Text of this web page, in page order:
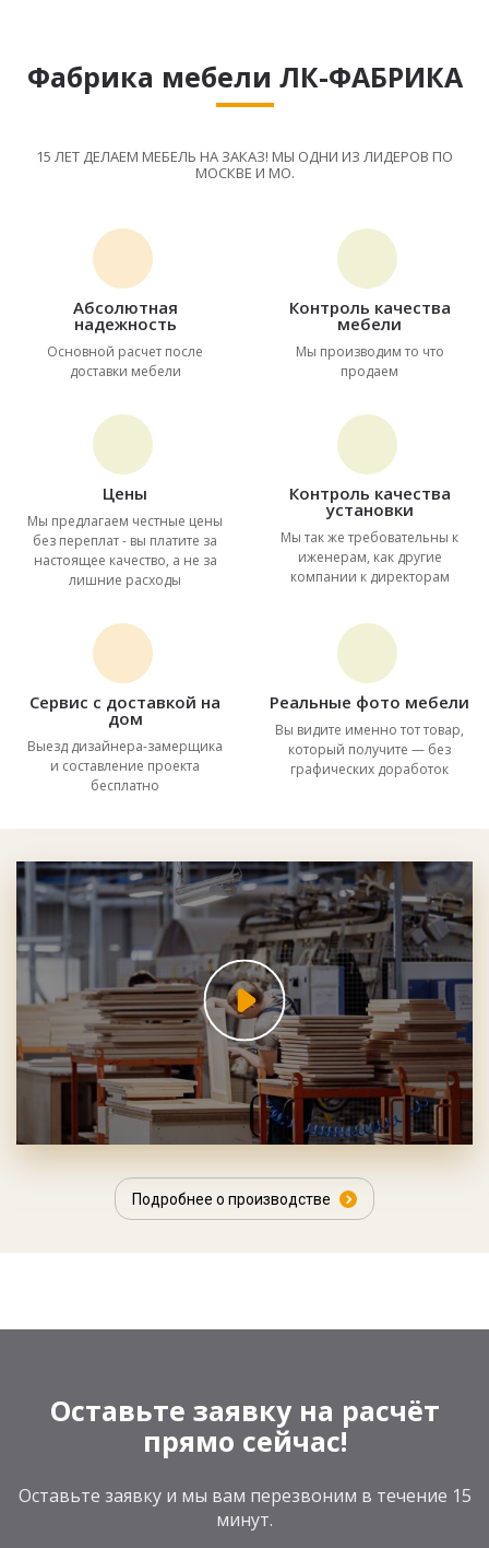
Фабрика мебели ЛК-ФАБРИКА
15 ЛЕТ ДЕЛАЕМ МЕБЕЛЬ НА ЗАКАЗ! МЫ ОДНИ ИЗ ЛИДЕРОВ ПО
МОСКВЕ И МО.
Абсолютная
надежность
Основной расчет после
доставки мебели
Контроль качества
мебели
Мы производим то что
продаем
Цены
Мы предлагаем честные цены
без переплат - вы платите за
настоящее качество, а не за
лишние расходы
Контроль качества
установки
Мы так же требовательны к
иженерам, как другие
компании к директорам
Сервис с доставкой на
дом
Выезд дизайнера-замерщика
и составление проекта
бесплатно
Реальные фото мебели
Вы видите именно тот товар,
который получите — без
графических доработок
Подробнее о производстве
Оставьте заявку на расчёт
прямо сейчас!
Оставьте заявку и мы вам перезвоним в течение 15
минут.